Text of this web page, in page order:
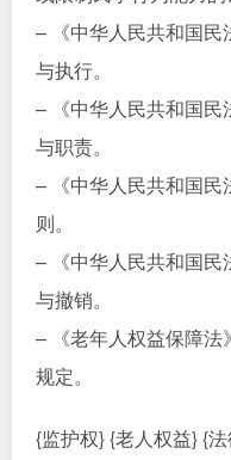
– 《中华人民共和国
与执行。
– 《中华人民共和国
与职责。
– 《中华人民共和国
则。
– 《中华人民共和国
与撤销。
– 《老年人权益保障
规定。
{监护权} {老人权益} {